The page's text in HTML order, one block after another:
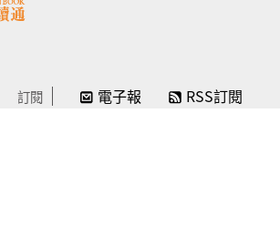
訂閱 電子報 RSS訂閱